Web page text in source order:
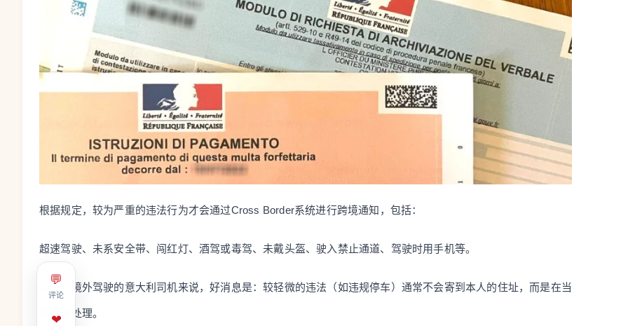
💬
评论
❤
根据规定，较为严重的违法行为才会通过Cross Border系统进行跨境通知，包括：
超速驾驶、未系安全带、闯红灯、酒驾或毒驾、未戴头盔、驶入禁止通道、驾驶时用手机等。
对于在境外驾驶的意大利司机来说，好消息是：较轻微的违法（如违规停车）通常不会寄到本人的住址，而是在当
地直接处理。